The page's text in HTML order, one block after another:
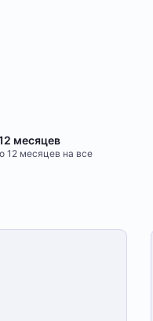
месяцев
12 месяцев на все